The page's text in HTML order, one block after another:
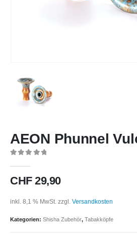
AEON Phunnel
CHF29,90
inkl. 8,1 % MwSt. zzgl. Versandkosten
Kategorien: Shisha Zubehör, Tabakköpfe